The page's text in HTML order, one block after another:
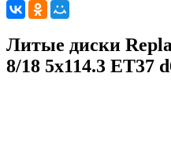
Литые диски
8/18 5x114.3 ET37